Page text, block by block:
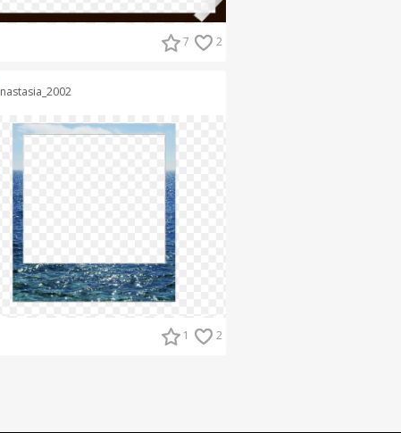
7 2
nastasia_2002
1 2